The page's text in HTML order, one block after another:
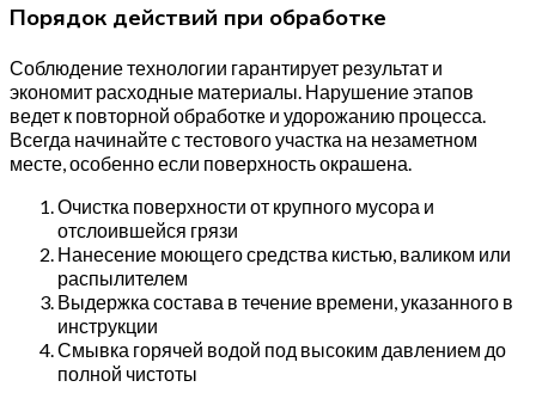
Порядок действий при обработке
Соблюдение технологии гарантирует результат и
экономит расходные материалы. Нарушение этапов
ведет к повторной обработке и удорожанию процесса.
Всегда начинайте с тестового участка на незаметном
месте, особенно если поверхность окрашена.
Очистка поверхности от крупного мусора и
отслоившейся грязи
Нанесение моющего средства кистью, валиком или
распылителем
Выдержка состава в течение времени, указанного в
инструкции
Смывка горячей водой под высоким давлением до
полной чистоты